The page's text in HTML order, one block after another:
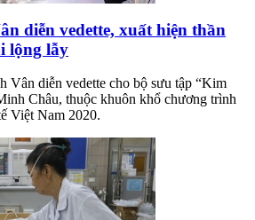
diễn vedette, xuất hiện thần
lộng lẫy
Vân diễn vedette cho bộ sưu tập “Kim
Châu, thuộc khuôn khổ chương trình
Việt Nam 2020.